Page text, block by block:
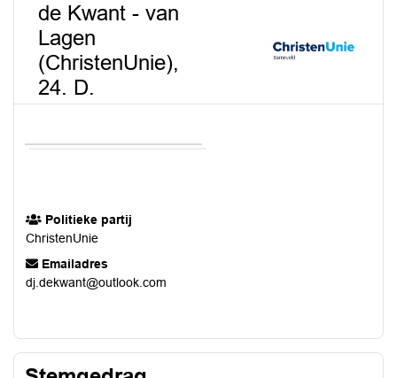
de Kwant - van
Lagen
(ChristenUnie),
24. D.
Politieke partij
ChristenUnie
Emailadres
dj.dekwant@outlook.com